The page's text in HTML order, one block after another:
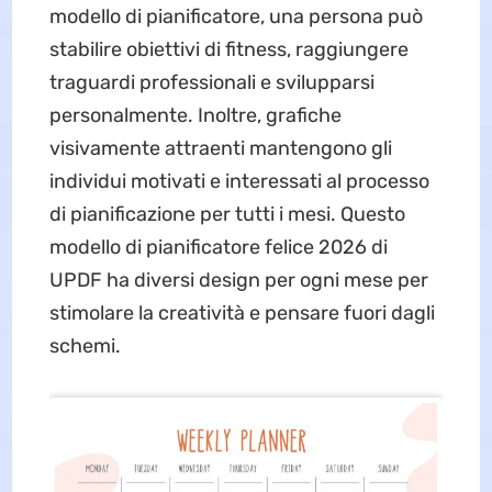
modello di pianificatore, una persona può
stabilire obiettivi di fitness, raggiungere
traguardi professionali e svilupparsi
personalmente. Inoltre, grafiche
visivamente attraenti mantengono gli
individui motivati e interessati al processo
di pianificazione per tutti i mesi. Questo
modello di pianificatore felice 2026 di
UPDF ha diversi design per ogni mese per
stimolare la creatività e pensare fuori dagli
schemi.